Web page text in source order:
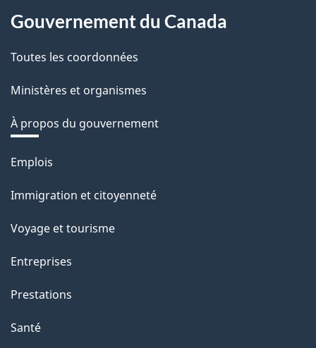
Gouvernement du Canada
Toutes les coordonnées
Ministères et organismes
À propos du gouvernement
Thèmes
sujets
Emplois
Immigration et citoyenneté
Voyage et tourisme
Entreprises
Prestations
Santé